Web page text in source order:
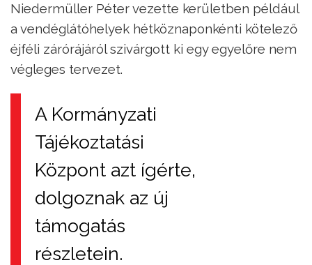
Niedermüller Péter vezette kerületben például
a vendéglátóhelyek hétköznaponkénti kötelező
éjféli zárórájáról szivárgott ki egy egyelőre nem
végleges tervezet.
A Kormányzati
Tájékoztatási
Központ azt ígérte,
dolgoznak az új
támogatás
részletein.